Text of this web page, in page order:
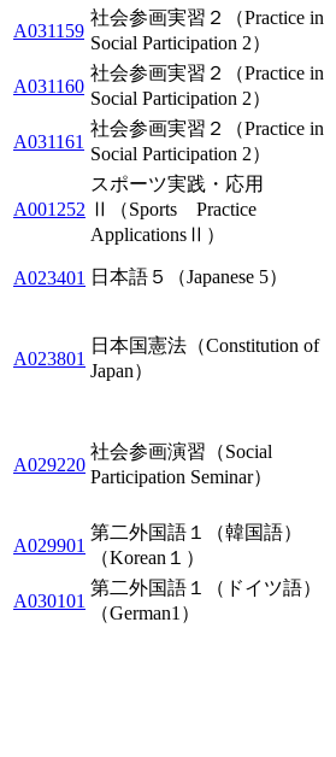
A031159
社会参画実習２（Practice in
Social Participation 2）
A031160
社会参画実習２（Practice in
Social Participation 2）
A031161
社会参画実習２（Practice in
Social Participation 2）
A001252
スポーツ実践・応用
Ⅱ（Sports Practice
ApplicationsⅡ）
A023401 日本語５（Japanese 5）
A023801
日本国憲法（Constitution of
Japan）
A029220
社会参画演習（Social
Participation Seminar）
A029901
第二外国語１（韓国語）
（Korean１）
A030101
第二外国語１（ドイツ語）
（German1）